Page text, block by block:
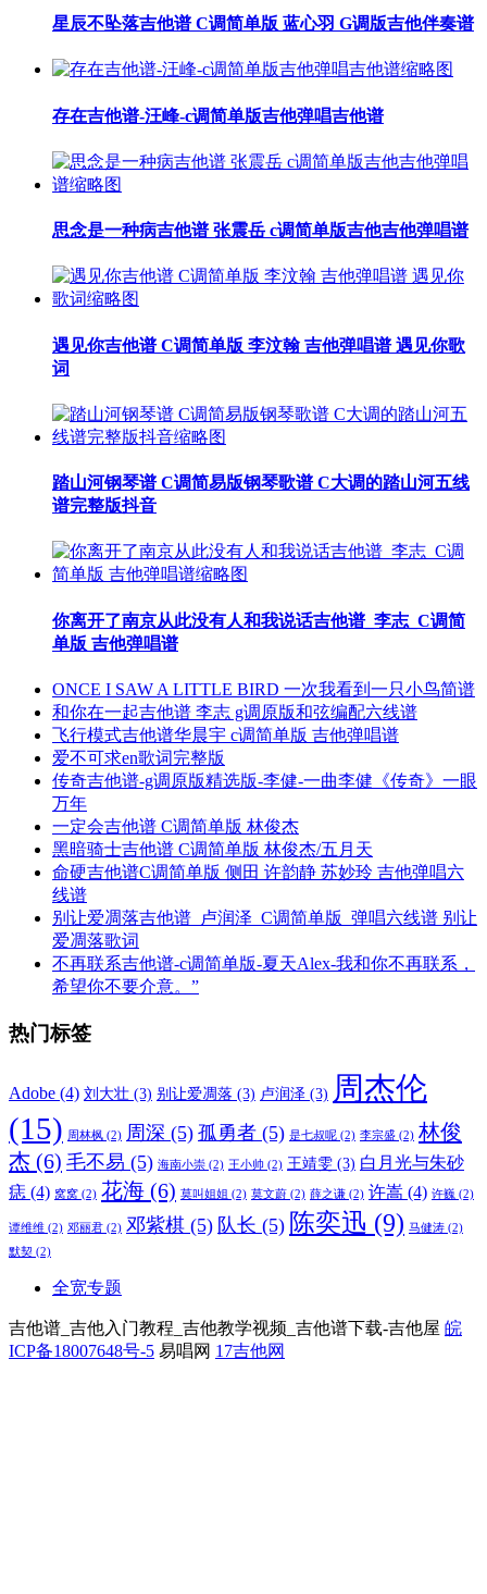
星辰不坠落吉他谱 C调简单版 蓝心羽 G调版吉他伴奏谱
存在吉他谱-汪峰-c调简单版吉他弹唱吉他谱
思念是一种病吉他谱 张震岳 c调简单版吉他吉他弹唱谱
遇见你吉他谱 C调简单版 李汶翰 吉他弹唱谱 遇见你歌
词
踏山河钢琴谱 C调简易版钢琴歌谱 C大调的踏山河五线
谱完整版抖音
你离开了南京从此没有人和我说话吉他谱_李志_C调简
单版 吉他弹唱谱
ONCE I SAW A LITTLE BIRD 一次我看到一只小鸟简谱
和你在一起吉他谱 李志 g调原版和弦编配六线谱
飞行模式吉他谱华晨宇 c调简单版 吉他弹唱谱
爱不可求en歌词完整版
传奇吉他谱-g调原版精选版-李健-一曲李健《传奇》一眼
万年
一定会吉他谱 C调简单版 林俊杰
黑暗骑士吉他谱 C调简单版 林俊杰/五月天
命硬吉他谱C调简单版 侧田 许韵静 苏妙玲 吉他弹唱六
线谱
别让爱凋落吉他谱_卢润泽_C调简单版_弹唱六线谱 别让
爱凋落歌词
不再联系吉他谱-c调简单版-夏天Alex-我和你不再联系，
希望你不要介意。”
热门标签
Adobe (4) 刘大壮 (3) 别让爱凋落 (3) 卢润泽 (3) 周杰伦
(15) 周林枫 (2) 周深 (5) 孤勇者 (5) 是七叔呢 (2) 李宗盛 (2) 林俊
杰 (6) 毛不易 (5) 海南小崇 (2) 王小帅 (2) 王靖雯 (3) 白月光与朱砂
痣 (4) 窝窝 (2) 花海 (6) 莫叫姐姐 (2) 莫文蔚 (2) 薛之谦 (2) 许嵩 (4) 许巍 (2)
谭维维 (2) 邓丽君 (2) 邓紫棋 (5) 队长 (5) 陈奕迅 (9) 马健涛 (2)
默契 (2)
全宽专题
吉他谱_吉他入门教程_吉他教学视频_吉他谱下载-吉他屋 皖
ICP备18007648号-5 易唱网 17吉他网